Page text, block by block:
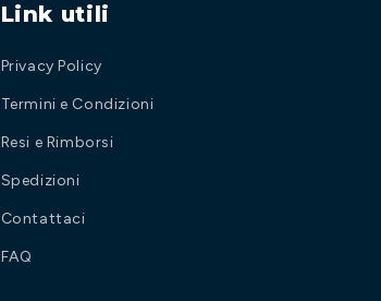
Link utili
Privacy Policy
Termini e Condizioni
Resi e Rimborsi
Spedizioni
Contattaci
FAQ